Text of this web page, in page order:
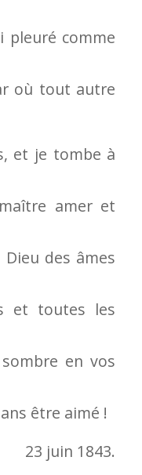
pleuré comme
où tout autre
et je tombe à
amer et
des âmes
et toutes les
en vos
être aimé !
23 juin 1843.